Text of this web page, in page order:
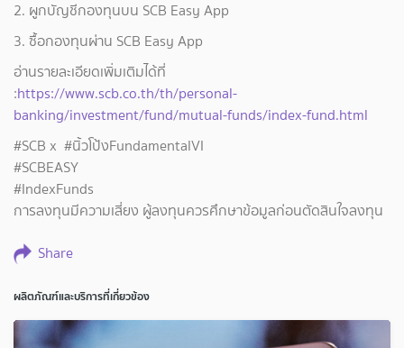
2. ผูกบัญชีกองทุนบน SCB Easy App
3. ซื้อกองทุนผ่าน SCB Easy App
อ่านรายละเอียดเพิ่มเติมได้ที่
:https://www.scb.co.th/th/personal-
banking/investment/fund/mutual-funds/index-fund.html
#SCB x #นิ้วโป้งFundamentalVI
#SCBEASY
#IndexFunds
การลงทุนมีความเสี่ยง ผู้ลงทุนควรศึกษาข้อมูลก่อนตัดสินใจลงทุน
Share
ผลิตภัณฑ์และบริการที่เกี่ยวข้อง